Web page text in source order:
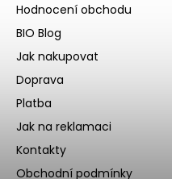
Hodnocení obchodu
BIO Blog
Jak nakupovat
Doprava
Platba
Jak na reklamaci
Kontakty
Obchodní podmínky